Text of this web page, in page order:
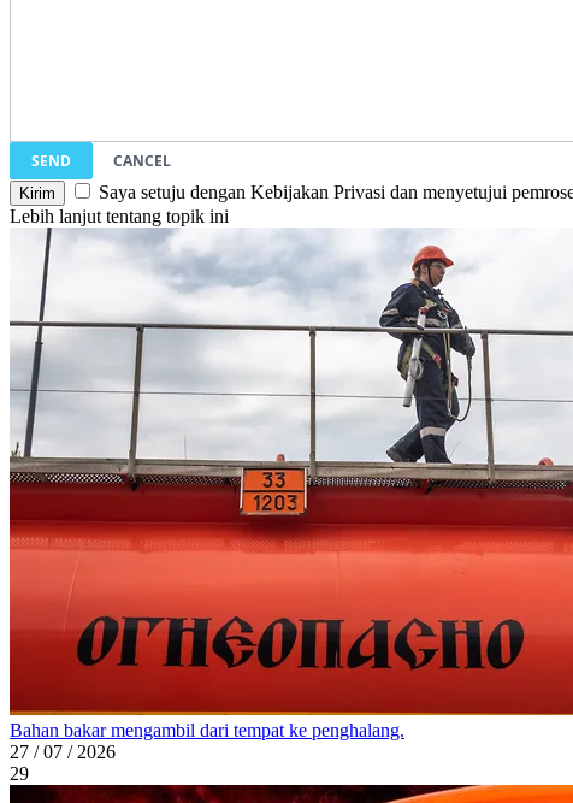
SEND
CANCEL
Saya setuju dengan Kebijakan Privasi dan menyetujui
Lebih lanjut tentang topik ini
Bahan bakar mengambil dari tempat ke penghalang.
27 / 07 / 2026
29